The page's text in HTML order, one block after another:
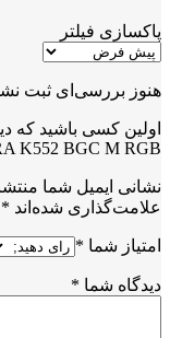
پاکسازی فیلتر
هنوز بررسی‌ای ثبت
اولین کسی باشید که
K552 BGC M RGB”
نشانی ایمیل شما
علامت‌گذاری شده‌اند *
امتیاز شما *
دیدگاه شما *